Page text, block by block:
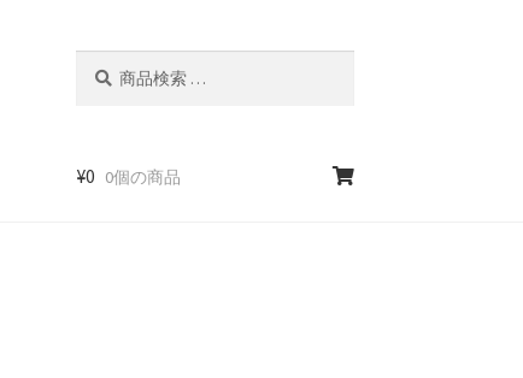
¥0 0個の商品